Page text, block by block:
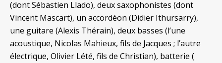
(dont Sébastien Llado), deux saxophonistes (dont
Vincent Mascart), un accordéon (Didier Ithursarry),
une guitare (Alexis Thérain), deux basses (l’une
acoustique, Nicolas Mahieux, fils de Jacques ; l’autre
électrique, Olivier Lété, fils de Christian), batterie (